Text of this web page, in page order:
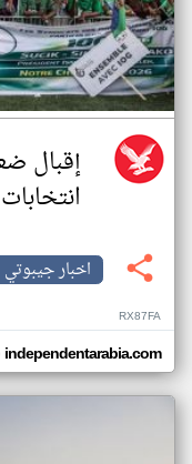
إقبال
اخبار جيبوتي
RX87FA
independentarabia.com